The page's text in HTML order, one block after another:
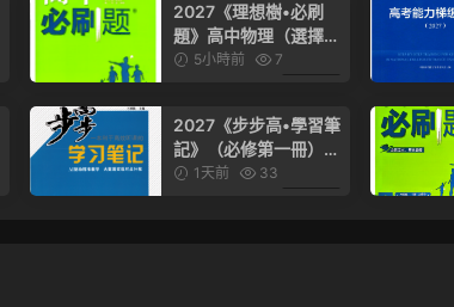
2027《理想樹•必刷
題》高中物理（選擇性
必修第一冊）（人教
5小時前
7
2027《步步高•學習筆
記》（必修第一冊）
（數學）（人教A版）
1天前
33